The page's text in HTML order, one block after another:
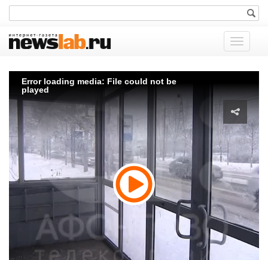
Показать
меню
Error loading media: File could not be
played